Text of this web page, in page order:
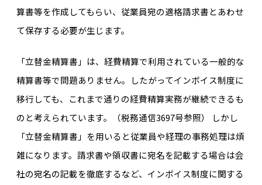
算書等を作成してもらい、従業員宛の適格請求書とあわせ
て保存する必要が生じます。
「立替金精算書」は、経費精算で利用されている一般的な
精算書等で問題ありません。したがってインボイス制度に
移行しても、これまで通りの経費精算実務が継続できるも
のと考えられています。（税務通信3697号参照） しかし
「立替金精算書」を用いると従業員や経理の事務処理は煩
雑になります。請求書や領収書に宛名を記載する場合は会
社の宛名の記載を徹底するなど、インボイス制度に関する